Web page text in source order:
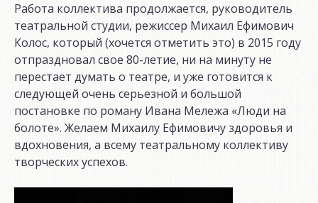
Работа коллектива продолжается, руководитель
театральной студии, режиссер Михаил Ефимович
Колос, который (хочется отметить это) в 2015 году
отпраздновал свое 80-летие, ни на минуту не
перестает думать о театре, и уже готовится к
следующей очень серьезной и большой
постановке по роману Ивана Мележа «Люди на
болоте». Желаем Михаилу Ефимовичу здоровья и
вдохновения, а всему театральному коллективу
творческих успехов.